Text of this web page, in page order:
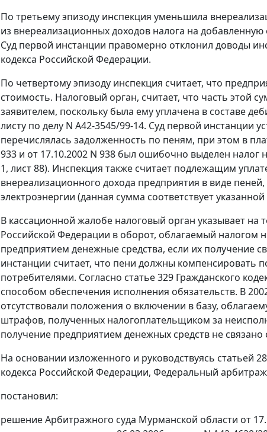
По третьему эпизоду инспекция уменьшила
из внереализационных доходов налога на
Суд первой инстанции правомерно отклонил доводы
кодекса Российской Федерации.
По четвертому эпизоду инспекция считает, что
стоимость. Налоговый орган, считает, что часть этой
заявителем, поскольку была ему уплачена в составе
листу по делу N А42-3545/99-14. Суд первой инстанции
перечислялась задолженность по пеням, при этом в
933 и от 17.10.2002 N 938 был ошибочно выделен налог
1, лист 88). Инспекция также считает подлежащим
внереализационного дохода предприятия в виде
электроэнергии (данная сумма соответствует
В кассационной жалобе налоговый орган указывает на
Российской Федерации в оборот, облагаемый
предприятием денежные средства, если их получение
инстанции считает, что пени должны компенсировать
потребителями. Согласно статье 329 Гражданского
способом обеспечения исполнения обязательств. В
отсутствовали положения о включении в базу,
штрафов, полученных налогоплательщиком за
получение предприятием денежных средств не связано
На основании изложенного и руководствуясь статьей
кодекса Российской Федерации, Федеральный
постановил:
решение Арбитражного суда Мурманской области от